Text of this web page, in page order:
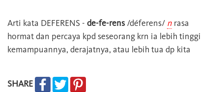
Arti kata DEFERENS - de-fe-rens/déferens/ n rasa
hormat dan percaya kpd seseorang krn ia lebih tinggi
kemampuannya, derajatnya, atau lebih tua dp kita
SHARE